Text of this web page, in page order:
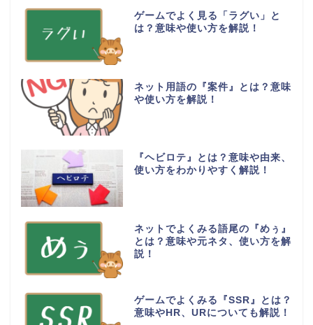
ゲームでよく見る「ラグい」と
は？意味や使い方を解説！
ネット用語の『案件』とは？意味
や使い方を解説！
『ヘビロテ』とは？意味や由来、
使い方をわかりやすく解説！
ネットでよくみる語尾の『めぅ』
とは？意味や元ネタ、使い方を解
説！
ゲームでよくみる『SSR』とは？
意味やHR、URについても解説！